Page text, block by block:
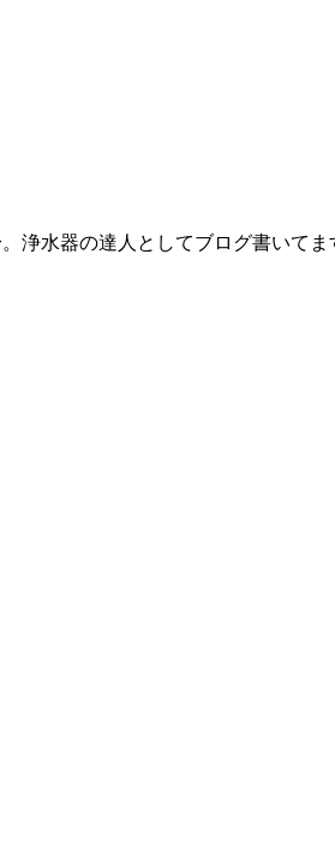
浄水器の達人としてブログ書いて